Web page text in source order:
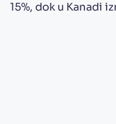
15%, dok u Kanadi